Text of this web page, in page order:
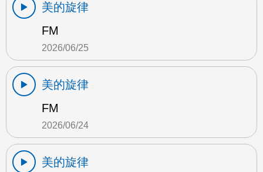
美的旋律
FM
2026/06/25
美的旋律
FM
2026/06/24
美的旋律